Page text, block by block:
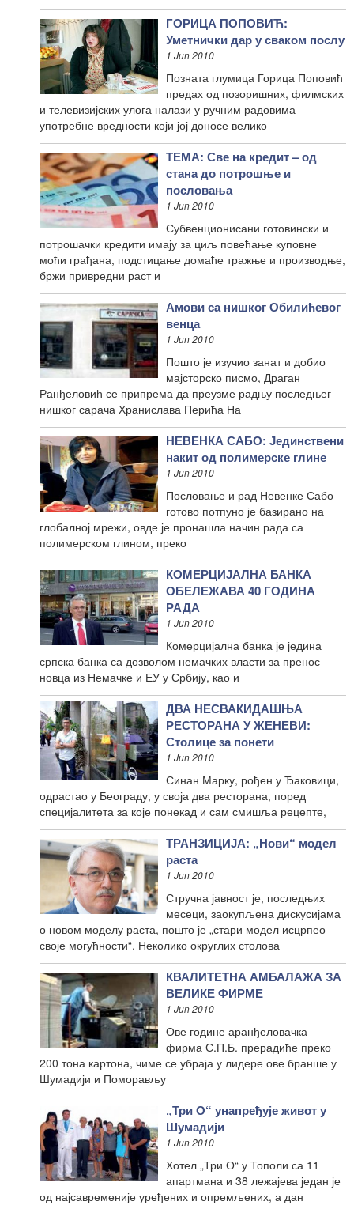
ГОРИЦА ПОПОВИЋ:
Уметнички дар у сваком послу
1 Jun 2010
Позната глумица Горица Поповић
предах од позоришних, филмских
и телевизијских улога налази у ручним радовима
употребне вредности који јој доносе велико
ТЕМА: Све на кредит – од
стана до потрошње и
пословања
1 Jun 2010
Субвенционисани готовински и
потрошачки кредити имају за циљ повећање куповне
моћи грађана, подстицање домаће тражње и производње,
бржи привредни раст и
Амови са нишког Обилићевог
венца
1 Jun 2010
Пошто је изучио занат и добио
мајсторско писмо, Драган
Ранђеловић се припрема да преузме радњу последњег
нишког сарача Хранислава Перића На
НЕВЕНКА САБО: Јединствени
накит од полимерске глине
1 Jun 2010
Пословање и рад Невенке Сабо
готово потпуно је базирано на
глобалној мрежи, овде је пронашла начин рада са
полимерском глином, преко
КОМЕРЦИЈАЛНА БАНКА
ОБЕЛЕЖАВА 40 ГОДИНА
РАДА
1 Jun 2010
Комерцијална банка је једина
српска банка са дозволом немачких власти за пренос
новца из Немачке и ЕУ у Србију, као и
ДВА НЕСВАКИДАШЊА
РЕСТОРАНА У ЖЕНЕВИ:
Столице за понети
1 Jun 2010
Синан Марку, рођен у Ђаковици,
одрастао у Београду, у своја два ресторана, поред
специјалитета за које понекад и сам смишља рецепте,
ТРАНЗИЦИЈА: „Нови“ модел
раста
1 Jun 2010
Стручна јавност је, последњих
месеци, заокупљена дискусијама
о новом моделу раста, пошто је „стари модел исцрпео
своје могућности“. Неколико округлих столова
КВАЛИТЕТНА АМБАЛАЖА ЗА
ВЕЛИКЕ ФИРМЕ
1 Jun 2010
Ове године аранђеловачка
фирма С.П.Б. прерадиће преко
200 тона картона, чиме се убраја у лидере ове бранше у
Шумадији и Поморављу
„Три О“ унапређује живот у
Шумадији
1 Jun 2010
Хотел „Три О“ у Тополи са 11
апартмана и 38 лежајева један је
од најсавременије уређених и опремљених, а дан